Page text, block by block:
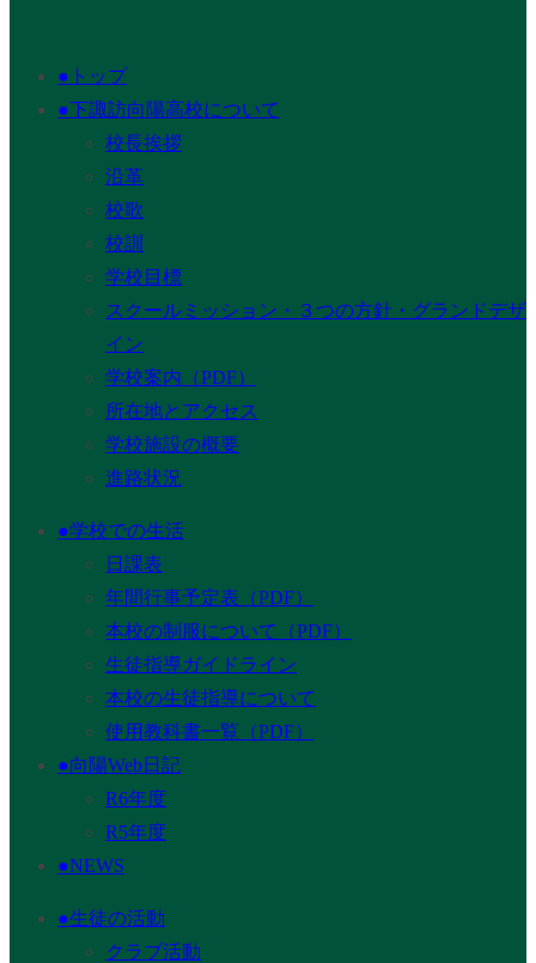
●トップ
●下諏訪向陽高校について
校長挨拶
沿革
校歌
校訓
学校目標
スクールミッション・３つの方針・グランドデザ
イン
学校案内（PDF）
所在地とアクセス
学校施設の概要
進路状況
●学校での生活
日課表
年間行事予定表（PDF）
本校の制服について（PDF）
生徒指導ガイドライン
本校の生徒指導について
使用教科書一覧（PDF）
●向陽Web日記
R6年度
R5年度
●NEWS
●生徒の活動
クラブ活動